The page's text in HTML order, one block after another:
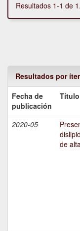
Resultados 1-1 de 1.
Resultados por
Fecha de
publicación
Título
2020-05
de